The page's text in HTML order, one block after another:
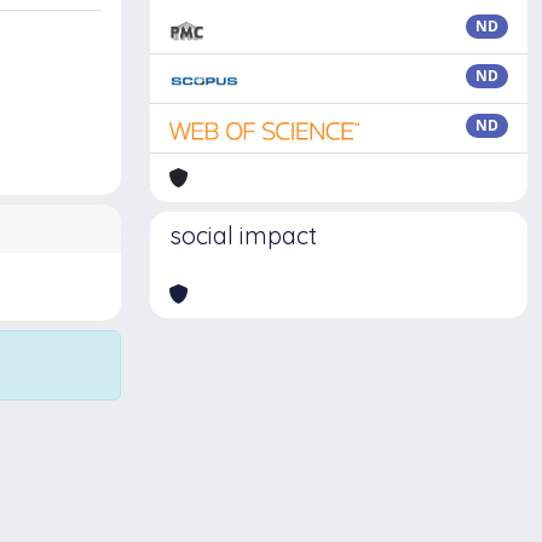
ND
ND
ND
social impact